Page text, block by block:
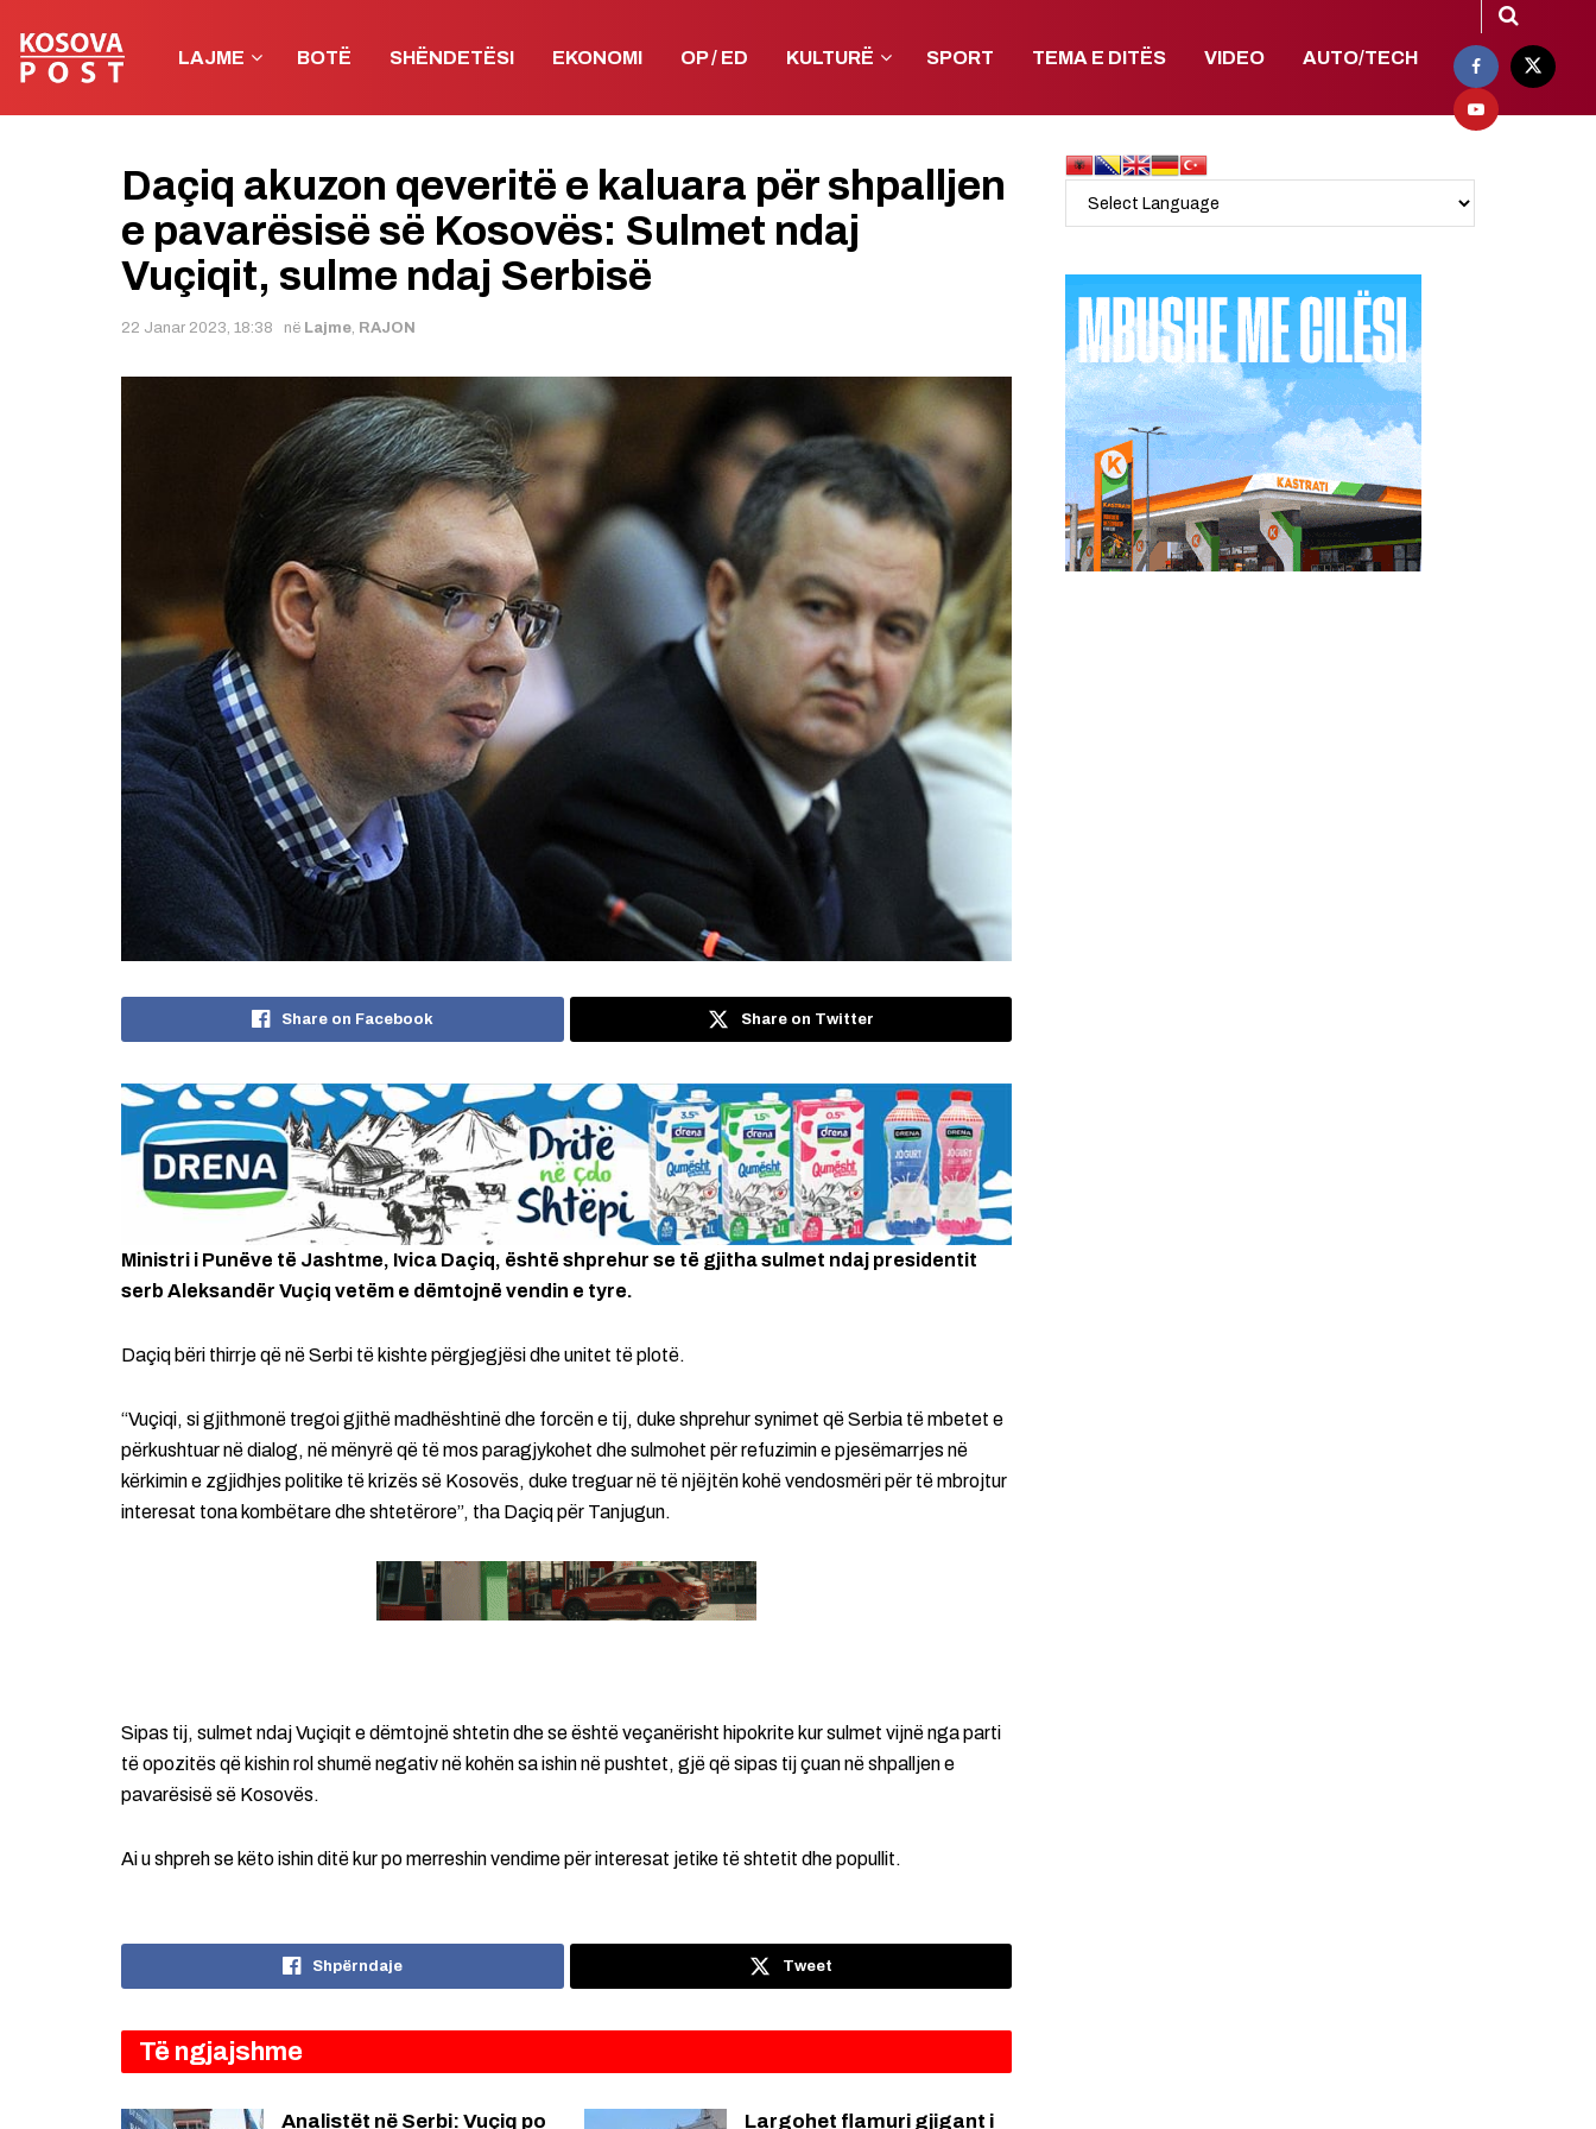
LAJME BOTË SHËNDETËSI EKONOMI OP / ED KULTURË SPORT TEMA E DITËS VIDEO AUTO/TECH
Daçiq akuzon qeveritë e kaluara për shpalljen
e pavarësisë së Kosovës: Sulmet ndaj
Vuçiqit, sulme ndaj Serbisë
22 Janar 2023, 18:38 në Lajme, RAJON
Share on Facebook Share on Twitter
Ministri i Punëve të Jashtme, Ivica Daçiq, është shprehur se të gjitha sulmet ndaj presidentit
serb Aleksandër Vuçiq vetëm e dëmtojnë vendin e tyre.
Daçiq bëri thirrje që në Serbi të kishte përgjegjësi dhe unitet të plotë.
“Vuçiqi, si gjithmonë tregoi gjithë madhështinë dhe forcën e tij, duke shprehur synimet që Serbia të mbetet e
përkushtuar në dialog, në mënyrë që të mos paragjykohet dhe sulmohet për refuzimin e pjesëmarrjes në
kërkimin e zgjidhjes politike të krizës së Kosovës, duke treguar në të njëjtën kohë vendosmëri për të mbrojtur
interesat tona kombëtare dhe shtetërore”, tha Daçiq për Tanjugun.
Sipas tij, sulmet ndaj Vuçiqit e dëmtojnë shtetin dhe se është veçanërisht hipokrite kur sulmet vijnë nga parti
të opozitës që kishin rol shumë negativ në kohën sa ishin në pushtet, gjë që sipas tij çuan në shpalljen e
pavarësisë së Kosovës.
Ai u shpreh se këto ishin ditë kur po merreshin vendime për interesat jetike të shtetit dhe popullit.
Shpërndaje Tweet
Të ngjajshme
Analistët në Serbi: Vuçiq po
Largohet flamuri gjigant i